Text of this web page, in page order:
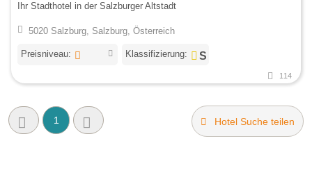
Ihr Stadthotel in der Salzburger Altstadt
5020 Salzburg, Salzburg, Österreich
Preisniveau: Klassifizierung:
114
1 Hotel Suche teilen